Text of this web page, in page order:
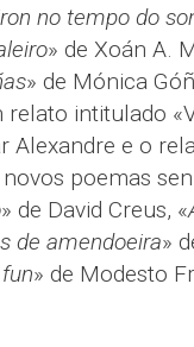
no tempo do
» de Xoán A.
» de Mónica
intitulado
Alexandre e o
poemas
» de David Creus, «
de amendoeira»
» de Modesto